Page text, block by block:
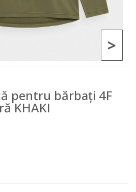
>
pentru bărbați 4F
KHAKI